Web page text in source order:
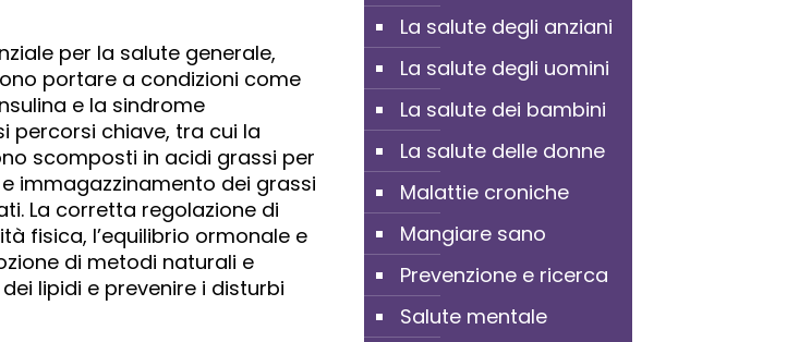
per la salute generale,
portare a condizioni come
e la sindrome
percorsi chiave, tra cui la
scomposti in acidi grassi per
immagazzinamento dei grassi
La corretta regolazione di
fisica, l’equilibrio ormonale e
di metodi naturali e
lipidi e prevenire i disturbi
La salute degli anziani
La salute degli uomini
La salute dei bambini
La salute delle donne
Malattie croniche
Mangiare sano
Prevenzione e ricerca
Salute mentale